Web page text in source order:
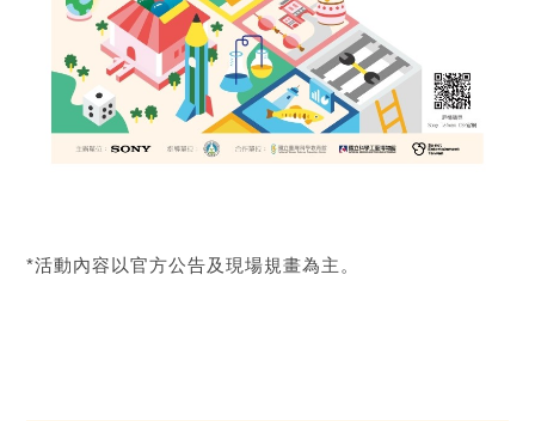
*活動內容以官方公告及現場規畫為主。